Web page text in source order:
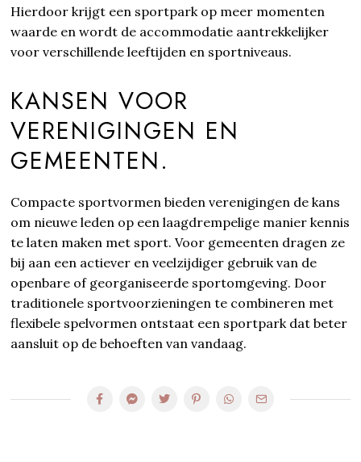
Hierdoor krijgt een sportpark op meer momenten
waarde en wordt de accommodatie aantrekkelijker
voor verschillende leeftijden en sportniveaus.
KANSEN VOOR
VERENIGINGEN EN
GEMEENTEN.
Compacte sportvormen bieden verenigingen de kans
om nieuwe leden op een laagdrempelige manier kennis
te laten maken met sport. Voor gemeenten dragen ze
bij aan een actiever en veelzijdiger gebruik van de
openbare of georganiseerde sportomgeving. Door
traditionele sportvoorzieningen te combineren met
flexibele spelvormen ontstaat een sportpark dat beter
aansluit op de behoeften van vandaag.